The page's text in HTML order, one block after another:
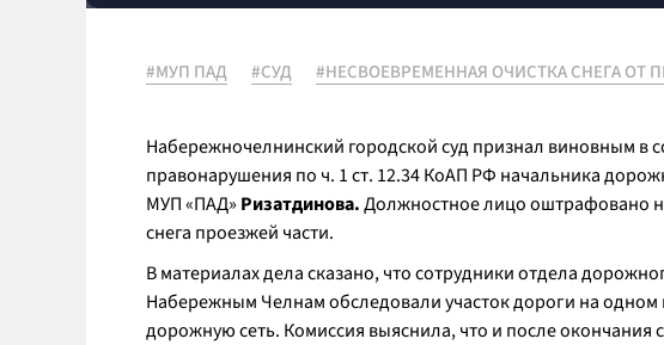
#МУП ПАД #СУД #НЕСВОЕВРЕМЕННАЯ ОЧИСТКА СНЕГА ОТ
Набережночелнинский городской суд признал виновным в
правонарушения по ч. 1 ст. 12.34 КоАП РФ начальника
МУП «ПАД» Ризатдинова.Должностное лицо оштрафовано
снега проезжей части.
В материалах дела сказано, что сотрудники отдела
Набережным Челнам обследовали участок дороги на одном
дорожную сеть. Комиссия выяснила, что и после окончания